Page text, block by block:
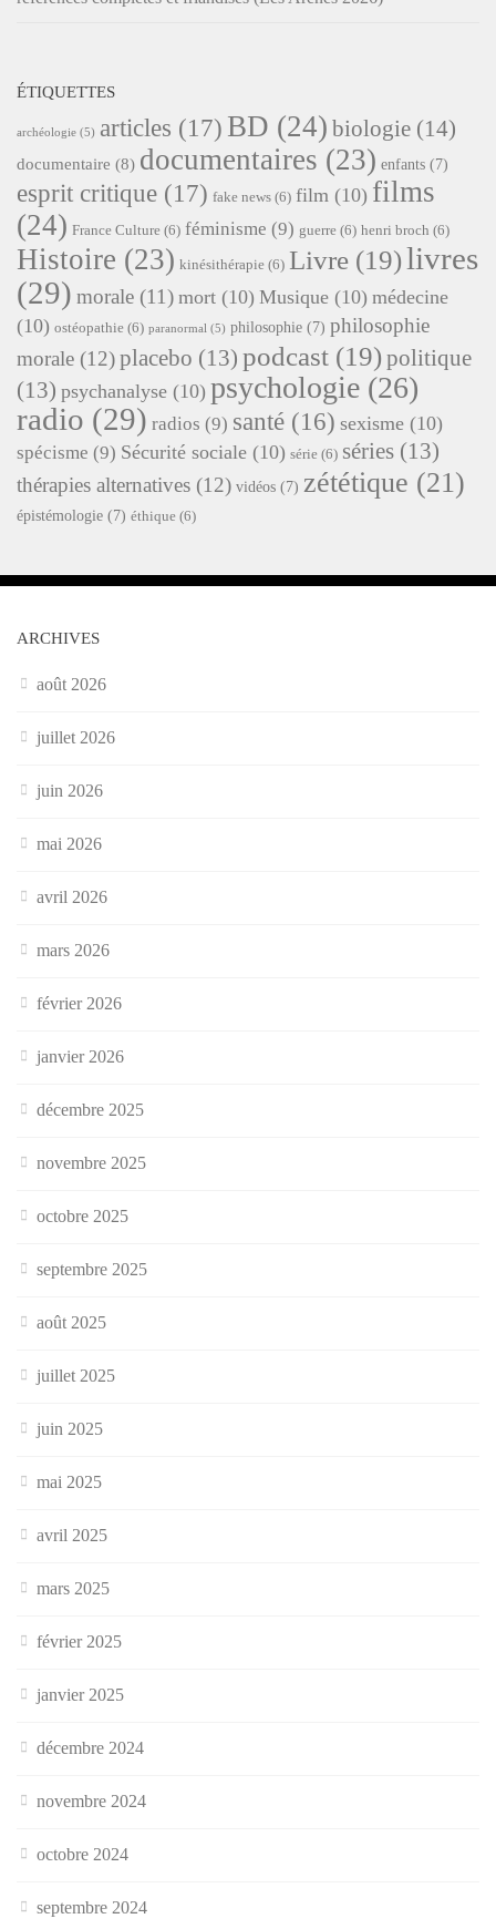
ÉTIQUETTES
archéologie (5) articles (17) BD (24) biologie (14)
documentaire (8) documentaires (23) enfants (7)
esprit critique (17) fake news (6) film (10) films
(24) France Culture (6) féminisme (9) guerre (6) henri broch (6)
Histoire (23) kinésithérapie (6) Livre (19)livres
(29) morale (11) mort (10) Musique (10) médecine
(10) ostéopathie (6) paranormal (5) philosophie (7) philosophie
morale (12)placebo (13) podcast (19)politique
(13) psychanalyse (10) psychologie (26)
radio (29) radios (9) santé (16) sexisme (10)
spécisme (9) Sécurité sociale (10) série (6) séries (13)
thérapies alternatives (12) vidéos (7) zététique (21)
épistémologie (7) éthique (6)
ARCHIVES
août 2026
juillet 2026
juin 2026
mai 2026
avril 2026
mars 2026
février 2026
janvier 2026
décembre 2025
novembre 2025
octobre 2025
septembre 2025
août 2025
juillet 2025
juin 2025
mai 2025
avril 2025
mars 2025
février 2025
janvier 2025
décembre 2024
novembre 2024
octobre 2024
septembre 2024